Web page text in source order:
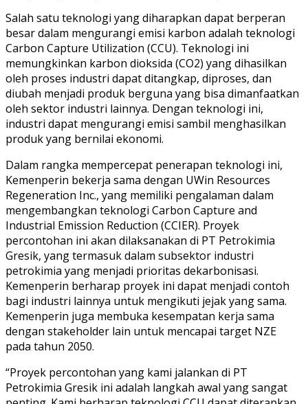
Salah satu teknologi yang diharapkan dapat berperan
besar dalam mengurangi emisi karbon adalah teknologi
Carbon Capture Utilization (CCU). Teknologi ini
memungkinkan karbon dioksida (CO2) yang dihasilkan
oleh proses industri dapat ditangkap, diproses, dan
diubah menjadi produk berguna yang bisa dimanfaatkan
oleh sektor industri lainnya. Dengan teknologi ini,
industri dapat mengurangi emisi sambil menghasilkan
produk yang bernilai ekonomi.
Dalam rangka mempercepat penerapan teknologi ini,
Kemenperin bekerja sama dengan UWin Resources
Regeneration Inc., yang memiliki pengalaman dalam
mengembangkan teknologi Carbon Capture and
Industrial Emission Reduction (CCIER). Proyek
percontohan ini akan dilaksanakan di PT Petrokimia
Gresik, yang termasuk dalam subsektor industri
petrokimia yang menjadi prioritas dekarbonisasi.
Kemenperin berharap proyek ini dapat menjadi contoh
bagi industri lainnya untuk mengikuti jejak yang sama.
Kemenperin juga membuka kesempatan kerja sama
dengan stakeholder lain untuk mencapai target NZE
pada tahun 2050.
“Proyek percontohan yang kami jalankan di PT
Petrokimia Gresik ini adalah langkah awal yang sangat